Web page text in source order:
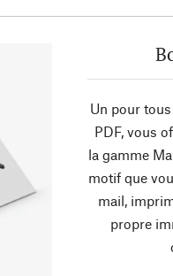
Un pour
PDF, vous
la gamme
motif que
mail,
propre